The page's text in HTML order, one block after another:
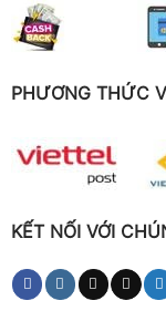
PHƯƠNG THỨC
KẾT NỐI VỚI